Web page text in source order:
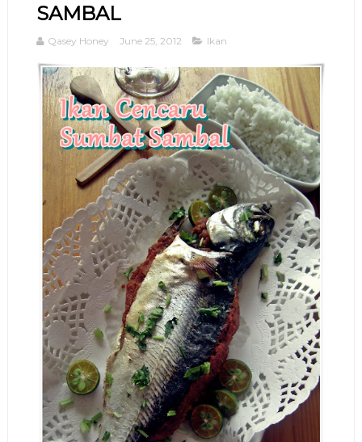
SAMBAL
Qasey Honey June 25, 2012 Ikan